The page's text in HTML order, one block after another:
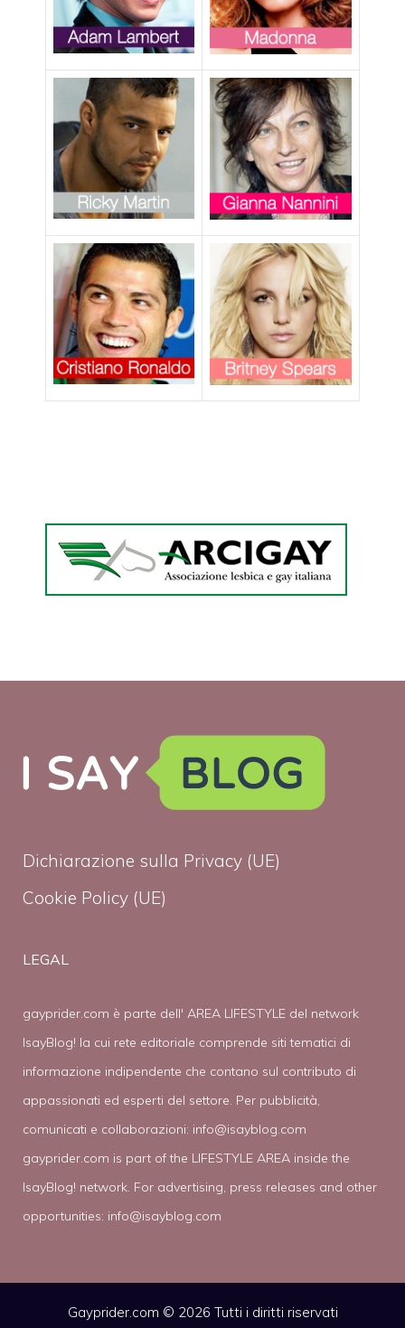
Dichiarazione sulla Privacy (UE)
Cookie Policy (UE)
LEGAL
gayprider.com è parte dell' AREA LIFESTYLE del network
IsayBlog! la cui rete editoriale comprende siti tematici di
informazione indipendente che contano sul contributo di
appassionati ed esperti del settore. Per pubblicità,
comunicati e collaborazioni: info@isayblog.com
gayprider.com is part of the LIFESTYLE AREA inside the
IsayBlog! network. For advertising, press releases and other
opportunities: info@isayblog.com
Gayprider.com © 2026 Tutti i diritti riservati